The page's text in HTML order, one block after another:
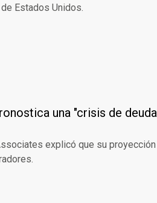
Estados Unidos.
una "crisis de
explicó que su